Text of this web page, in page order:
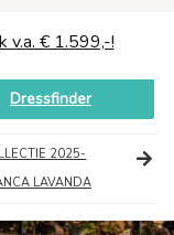
v.a. € 1.599,-!
Dressfinder
2025-
LAVANDA